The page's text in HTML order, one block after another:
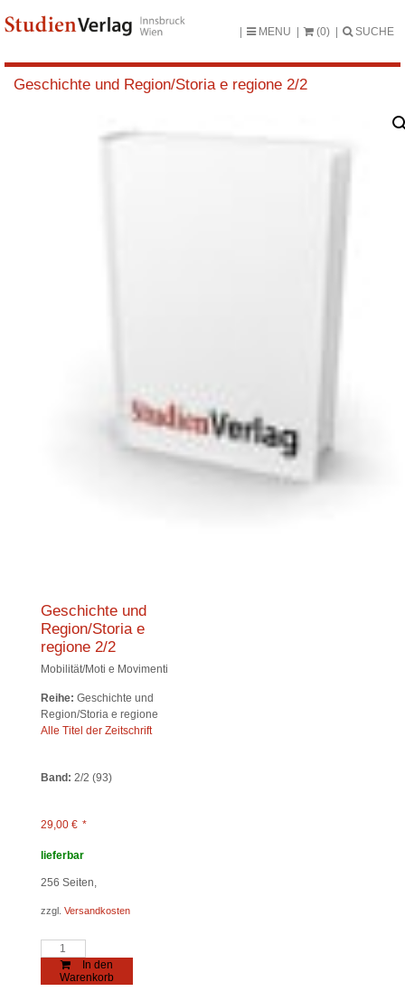
MENU (0) SUCHE
Geschichte und Region/Storia e regione 2/2
Geschichte und
Region/Storia e
regione 2/2
Mobilität/Moti e Movimenti
Reihe: Geschichte und
Region/Storia e regione
Alle Titel der Zeitschrift
Band: 2/2 (93)
29,00 € *
lieferbar
256 Seiten,
zzgl. Versandkosten
Geschichte
und
Region/Storia
e
In den
Warenkorb